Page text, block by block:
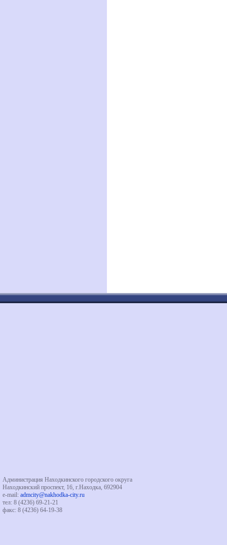
Администрация Находкинского городского округа
Находкинский проспект, 16, г.Находка, 692904
e-mail: admcity@nakhodka-city.ru
тел: 8 (4236) 69-21-21
факс: 8 (4236) 64-19-38